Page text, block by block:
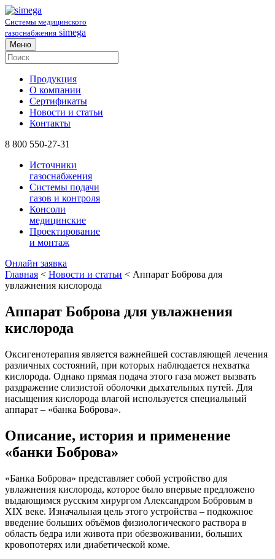
Системы медицинского
газоснабжения simega
Меню
Продукция
О компании
Сертификаты
Новости и статьи
Контакты
8 800 550-27-31
Источники
газоснабжения
Системы подачи
газов и контроля
Консоли
медицинские
Проектирование
и монтаж
Онлайн заявка
Главная < Новости и статьи < Аппарат Боброва для
увлажнения кислорода
Аппарат Боброва для увлажнения
кислорода
Оксигенотерапия является важнейшей составляющей лечения
различных состояний, при которых наблюдается нехватка
кислорода. Однако прямая подача этого газа может вызвать
раздражение слизистой оболочки дыхательных путей. Для
насыщения кислорода влагой используется специальный
аппарат – «банка Боброва».
Описание, история и применение
«банки Боброва»
«Банка Боброва» представляет собой устройство для
увлажнения кислорода, которое было впервые предложено
выдающимся русским хирургом Александром Бобровым в
XIX веке. Изначальная цель этого устройства – подкожное
введение больших объёмов физиологического раствора в
область бедра или живота при обезвоживании, больших
кровопотерях или диабетической коме.